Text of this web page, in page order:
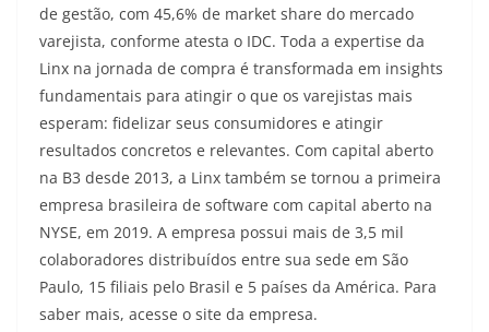
de gestão, com 45,6% de market share do mercado
varejista, conforme atesta o IDC. Toda a expertise da
Linx na jornada de compra é transformada em insights
fundamentais para atingir o que os varejistas mais
esperam: fidelizar seus consumidores e atingir
resultados concretos e relevantes. Com capital aberto
na B3 desde 2013, a Linx também se tornou a primeira
empresa brasileira de software com capital aberto na
NYSE, em 2019. A empresa possui mais de 3,5 mil
colaboradores distribuídos entre sua sede em São
Paulo, 15 filiais pelo Brasil e 5 países da América. Para
saber mais, acesse o site da empresa.